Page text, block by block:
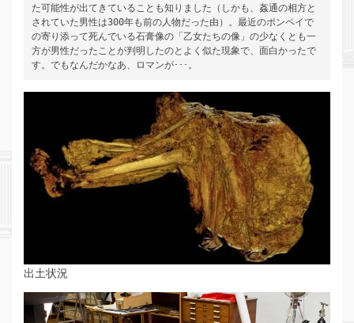
た可能性が出てきていることも知りました（しかも、姦通の相方と
されていた男性は300年も前の人物だった由）。最近のポンペイで
の寄り添って死んでいる石膏像の「乙女たちの像」の少なくとも一
方が男性だったことが判明したのとよく似た現象で、面白かったで
す。でもなんだかなあ、ロマンが･･･。
出土状況